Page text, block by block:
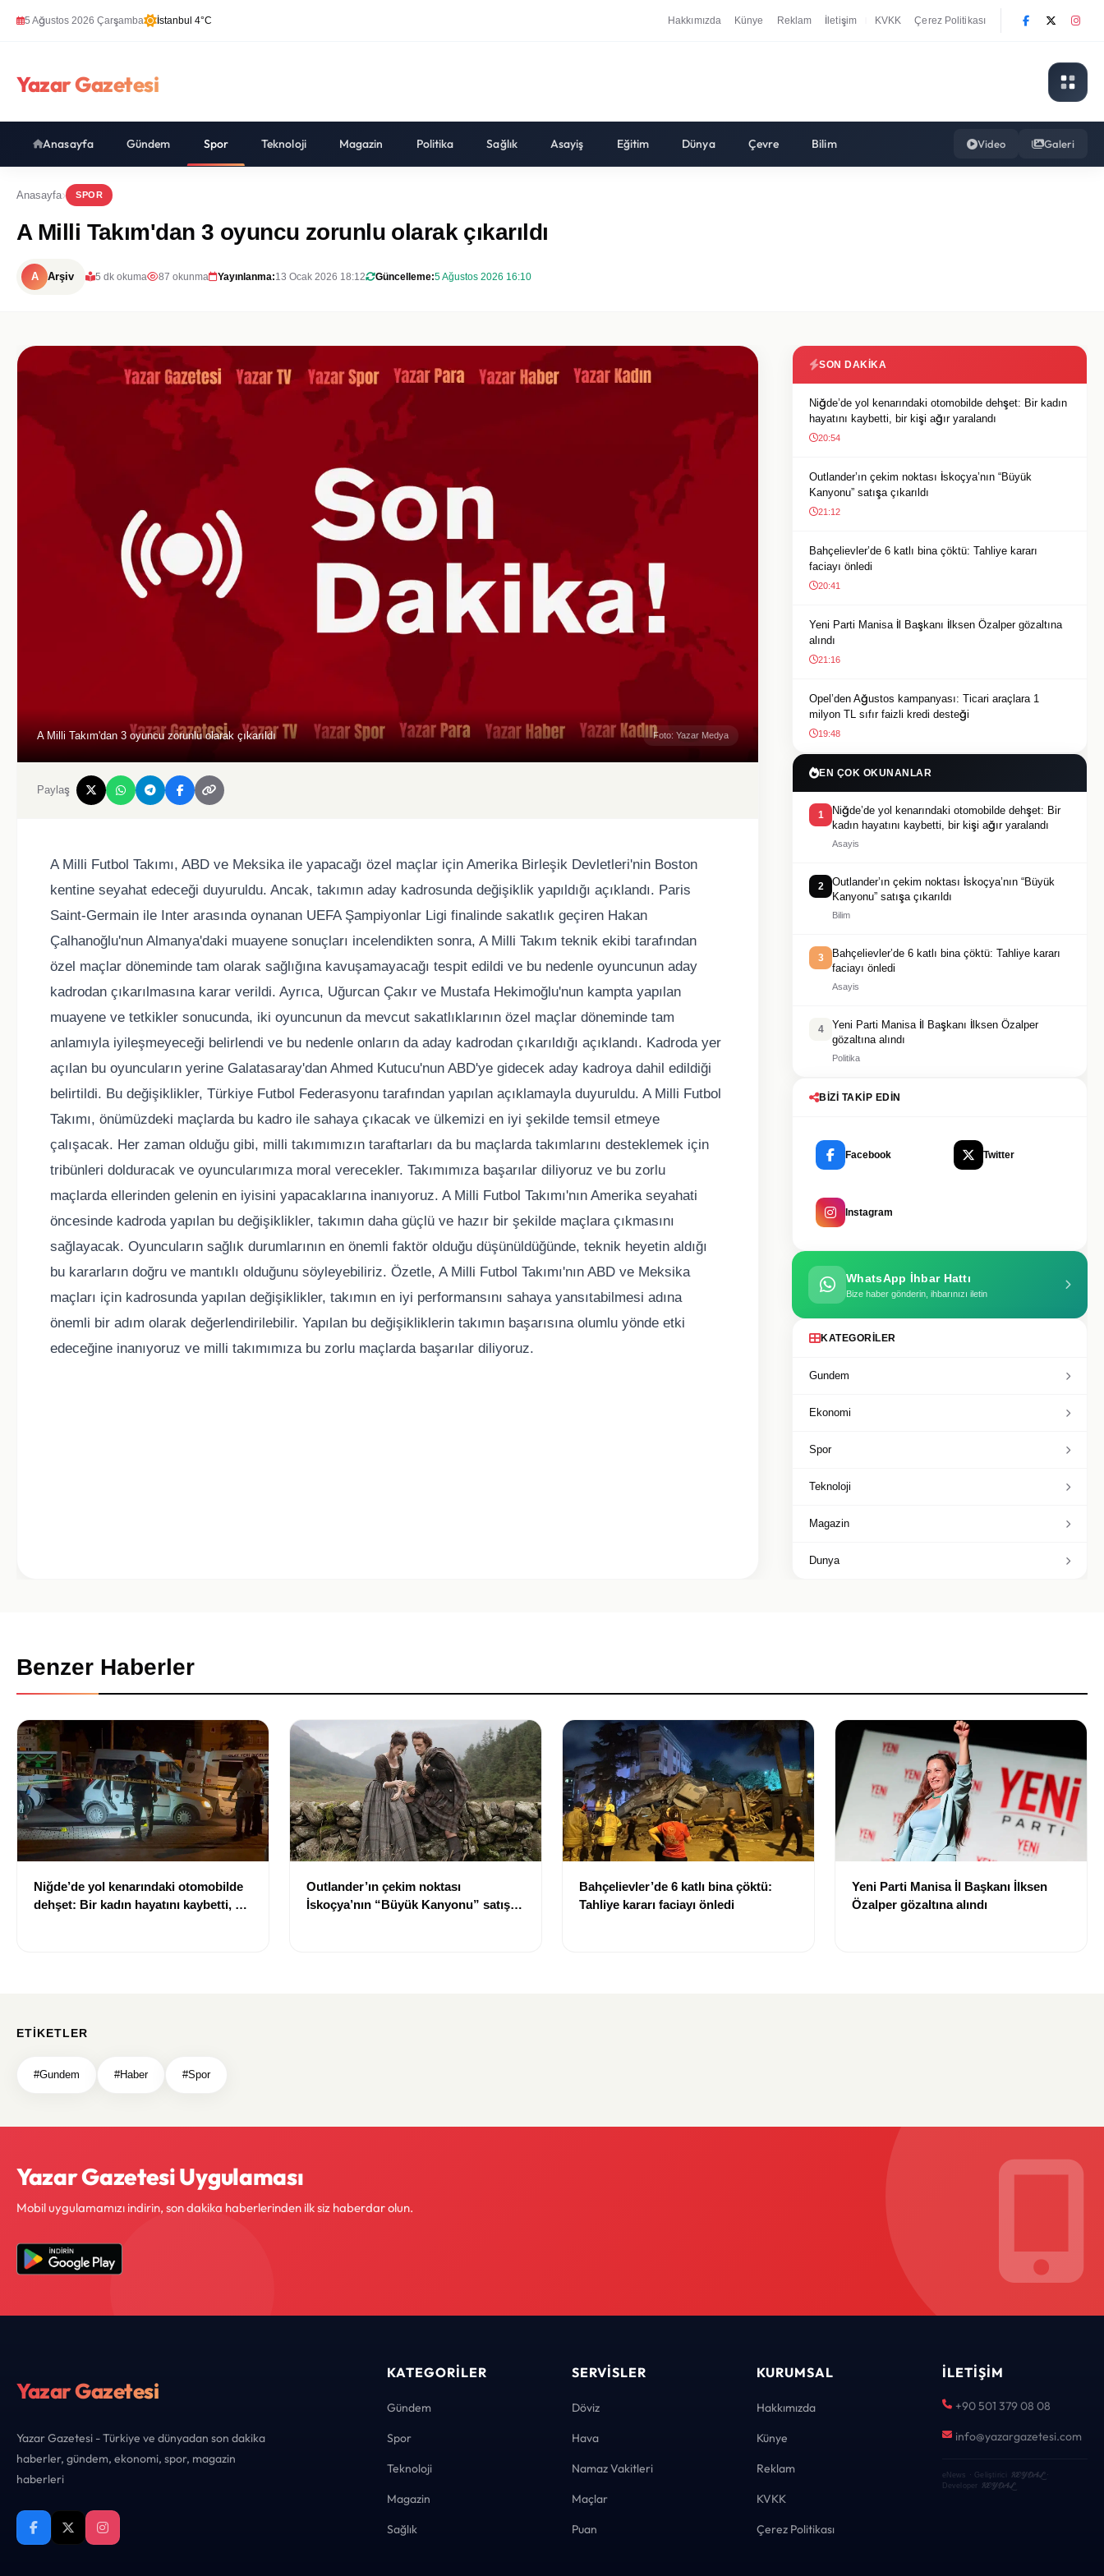
5 Ağustos 2026 Çarşamba İstanbul 4°C Hakkımızda Künye Reklam İletişim KVKK Çerez Politikası
Yazar Gazetesi
Anasayfa Gündem Spor Teknoloji Magazin Politika Sağlık Asayiş Eğitim Dünya Çevre Bilim Video Galeri
Anasayfa SPOR
A Milli Takım'dan 3 oyuncu zorunlu olarak çıkarıldı
A Arşiv 5 dk okuma 87 okunma Yayınlanma:13 Ocak 2026 18:12 Güncelleme:5 Ağustos 2026 16:10
A Milli Takım'dan 3 oyuncu zorunlu olarak çıkarıldı Foto: Yazar Medya
Paylaş
A Milli Futbol Takımı, ABD ve Meksika ile yapacağı özel maçlar için Amerika Birleşik Devletleri'nin Boston
kentine seyahat edeceği duyuruldu. Ancak, takımın aday kadrosunda değişiklik yapıldığı açıklandı. Paris
Saint-Germain ile Inter arasında oynanan UEFA Şampiyonlar Ligi finalinde sakatlık geçiren Hakan
Çalhanoğlu'nun Almanya'daki muayene sonuçları incelendikten sonra, A Milli Takım teknik ekibi tarafından
özel maçlar döneminde tam olarak sağlığına kavuşamayacağı tespit edildi ve bu nedenle oyuncunun aday
kadrodan çıkarılmasına karar verildi. Ayrıca, Uğurcan Çakır ve Mustafa Hekimoğlu'nun kampta yapılan
muayene ve tetkikler sonucunda, iki oyuncunun da mevcut sakatlıklarının özel maçlar döneminde tam
anlamıyla iyileşmeyeceği belirlendi ve bu nedenle onların da aday kadrodan çıkarıldığı açıklandı. Kadroda yer
açılan bu oyuncuların yerine Galatasaray'dan Ahmed Kutucu'nun ABD'ye gidecek aday kadroya dahil edildiği
belirtildi. Bu değişiklikler, Türkiye Futbol Federasyonu tarafından yapılan açıklamayla duyuruldu. A Milli Futbol
Takımı, önümüzdeki maçlarda bu kadro ile sahaya çıkacak ve ülkemizi en iyi şekilde temsil etmeye
çalışacak. Her zaman olduğu gibi, milli takımımızın taraftarları da bu maçlarda takımlarını desteklemek için
tribünleri dolduracak ve oyuncularımıza moral verecekler. Takımımıza başarılar diliyoruz ve bu zorlu
maçlarda ellerinden gelenin en iyisini yapacaklarına inanıyoruz. A Milli Futbol Takımı'nın Amerika seyahati
öncesinde kadroda yapılan bu değişiklikler, takımın daha güçlü ve hazır bir şekilde maçlara çıkmasını
sağlayacak. Oyuncuların sağlık durumlarının en önemli faktör olduğu düşünüldüğünde, teknik heyetin aldığı
bu kararların doğru ve mantıklı olduğunu söyleyebiliriz. Özetle, A Milli Futbol Takımı'nın ABD ve Meksika
maçları için kadrosunda yapılan değişiklikler, takımın en iyi performansını sahaya yansıtabilmesi adına
önemli bir adım olarak değerlendirilebilir. Yapılan bu değişikliklerin takımın başarısına olumlu yönde etki
edeceğine inanıyoruz ve milli takımımıza bu zorlu maçlarda başarılar diliyoruz.
SON DAKIKA
Niğde’de yol kenarındaki otomobilde dehşet: Bir kadın
hayatını kaybetti, bir kişi ağır yaralandı
20:54
Outlander’ın çekim noktası İskoçya’nın “Büyük
Kanyonu” satışa çıkarıldı
21:12
Bahçelievler’de 6 katlı bina çöktü: Tahliye kararı
faciayı önledi
20:41
Yeni Parti Manisa İl Başkanı İlksen Özalper gözaltına
alındı
21:16
Opel’den Ağustos kampanyası: Ticari araçlara 1
milyon TL sıfır faizli kredi desteği
19:48
EN ÇOK OKUNANLAR
1
Niğde’de yol kenarındaki otomobilde dehşet: Bir
kadın hayatını kaybetti, bir kişi ağır yaralandı
Asayis
2
Outlander’ın çekim noktası İskoçya’nın “Büyük
Kanyonu” satışa çıkarıldı
Bilim
3
Bahçelievler’de 6 katlı bina çöktü: Tahliye kararı
faciayı önledi
Asayis
4
Yeni Parti Manisa İl Başkanı İlksen Özalper
gözaltına alındı
Politika
BIZI TAKIP EDIN
Facebook Twitter
Instagram
WhatsApp İhbar Hattı
Bize haber gönderin, ihbarınızı iletin
KATEGORILER
Gundem
Ekonomi
Spor
Teknoloji
Magazin
Dunya
Benzer Haberler
Niğde’de yol kenarındaki otomobilde
dehşet: Bir kadın hayatını kaybetti, bir
Outlander’ın çekim noktası
İskoçya’nın “Büyük Kanyonu” satışa
Bahçelievler’de 6 katlı bina çöktü:
Tahliye kararı faciayı önledi
Yeni Parti Manisa İl Başkanı İlksen
Özalper gözaltına alındı
ETIKETLER
#Gundem #Haber #Spor
Yazar Gazetesi Uygulaması
Mobil uygulamamızı indirin, son dakika haberlerinden ilk siz haberdar olun.
Yazar Gazetesi
Yazar Gazetesi - Türkiye ve dünyadan son dakika
haberler, gündem, ekonomi, spor, magazin
haberleri
KATEGORILER
Gündem
Spor
Teknoloji
Magazin
Sağlık
SERVISLER
Döviz
Hava
Namaz Vakitleri
Maçlar
Puan
KURUMSAL
Hakkımızda
Künye
Reklam
KVKK
Çerez Politikası
İLETIŞIM
+90 501 379 08 08
info@yazargazetesi.com
eNews · Geliştirici KEYDAL·
Developer KEYDAL